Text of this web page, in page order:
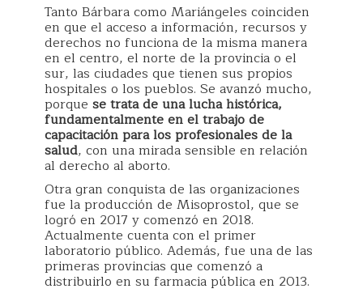
Tanto Bárbara como Mariángeles coinciden
en que el acceso a información, recursos y
derechos no funciona de la misma manera
en el centro, el norte de la provincia o el
sur, las ciudades que tienen sus propios
hospitales o los pueblos. Se avanzó mucho,
porque se trata de una lucha histórica,
fundamentalmente en el trabajo de
capacitación para los profesionales de la
salud, con una mirada sensible en relación
al derecho al aborto.
Otra gran conquista de las organizaciones
fue la producción de Misoprostol, que se
logró en 2017 y comenzó en 2018.
Actualmente cuenta con el primer
laboratorio público. Además, fue una de las
primeras provincias que comenzó a
distribuirlo en su farmacia pública en 2013.